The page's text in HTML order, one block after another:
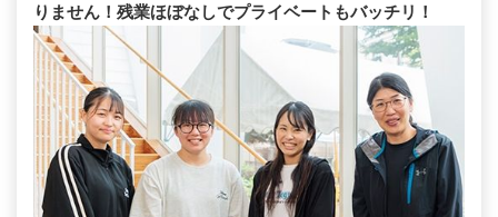
りません！残業ほぼなしでプライベートもバッチリ！